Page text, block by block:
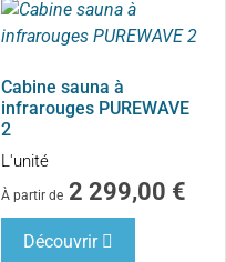
Cabine sauna à
infrarouges PUREWAVE
2
L'unité
À partir de 2 299,00 €
Découvrir